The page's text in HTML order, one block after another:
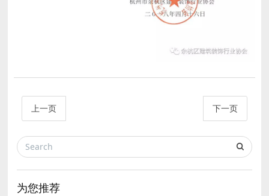
上一页 下一页
为您推荐